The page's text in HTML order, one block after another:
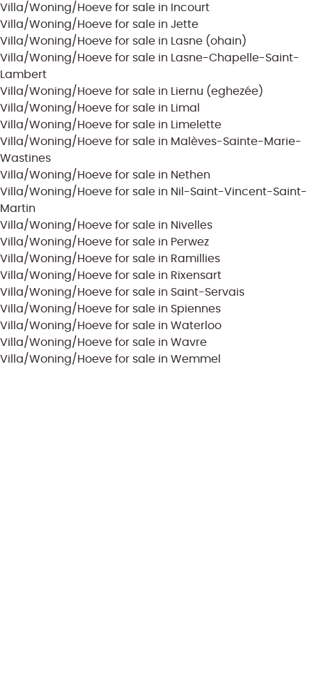
Villa/Woning/Hoeve for sale in Incourt
Villa/Woning/Hoeve for sale in Jette
Villa/Woning/Hoeve for sale in Lasne (ohain)
Villa/Woning/Hoeve for sale in Lasne-Chapelle-Saint-
Lambert
Villa/Woning/Hoeve for sale in Liernu (eghezée)
Villa/Woning/Hoeve for sale in Limal
Villa/Woning/Hoeve for sale in Limelette
Villa/Woning/Hoeve for sale in Malèves-Sainte-Marie-
Wastines
Villa/Woning/Hoeve for sale in Nethen
Villa/Woning/Hoeve for sale in Nil-Saint-Vincent-Saint-
Martin
Villa/Woning/Hoeve for sale in Nivelles
Villa/Woning/Hoeve for sale in Perwez
Villa/Woning/Hoeve for sale in Ramillies
Villa/Woning/Hoeve for sale in Rixensart
Villa/Woning/Hoeve for sale in Saint-Servais
Villa/Woning/Hoeve for sale in Spiennes
Villa/Woning/Hoeve for sale in Waterloo
Villa/Woning/Hoeve for sale in Wavre
Villa/Woning/Hoeve for sale in Wemmel